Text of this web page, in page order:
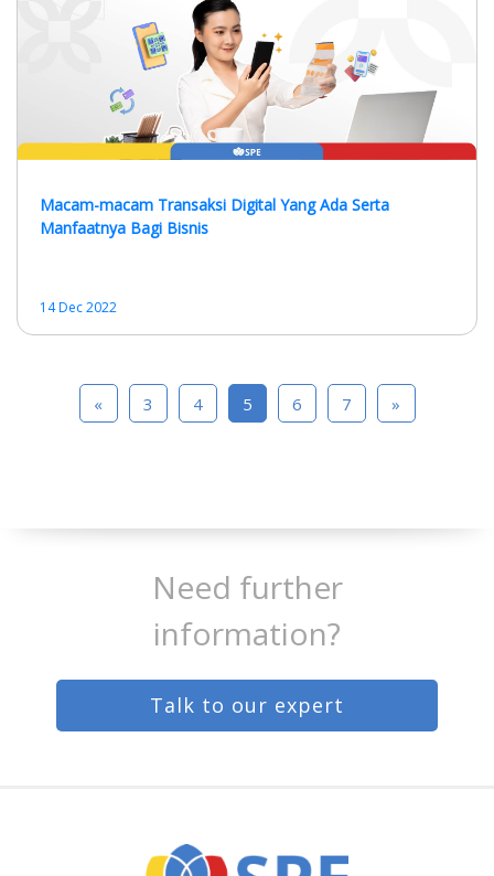
Macam-macam Transaksi Digital Yang Ada Serta
Manfaatnya Bagi Bisnis
14 Dec 2022
« 3 4 5 6 7 »
Need further
information?
Talk to our expert